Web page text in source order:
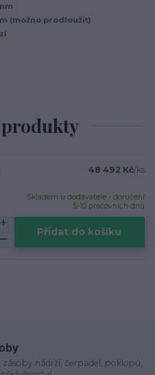
(možno prodloužit)
48 492 Kč/ks
Skladem u dodavatele - doručení
5-10 pracovních dnů
Přidat do košíku
nádrží, čerpadel, poklopů,